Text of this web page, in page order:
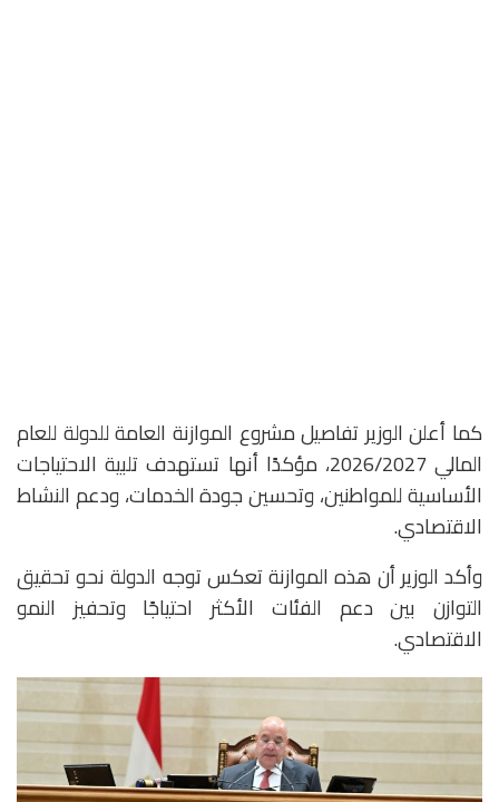
كما أعلن الوزير تفاصيل مشروع الموازنة العامة للدولة للعام
المالي 2026/2027، مؤكدًا أنها تستهدف تلبية الاحتياجات
الأساسية للمواطنين، وتحسين جودة الخدمات، ودعم النشاط
الاقتصادي.
وأكد الوزير أن هذه الموازنة تعكس توجه الدولة نحو تحقيق
التوازن بين دعم الفئات الأكثر احتياجًا وتحفيز النمو
الاقتصادي.